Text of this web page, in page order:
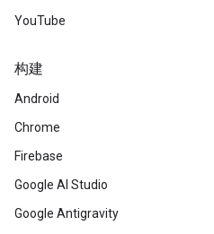
YouTube
构建
Android
Chrome
Firebase
Google AI Studio
Google Antigravity